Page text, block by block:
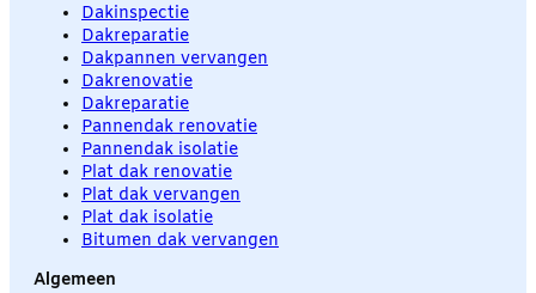
Dakinspectie
Dakreparatie
Dakpannen vervangen
Dakrenovatie
Dakreparatie
Pannendak renovatie
Pannendak isolatie
Plat dak renovatie
Plat dak vervangen
Plat dak isolatie
Bitumen dak vervangen
Algemeen